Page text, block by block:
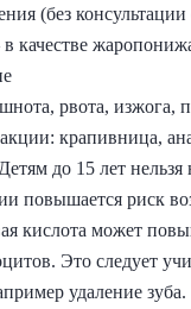
(без
в качестве
рвота, изжога,
крапивница,
до 15 лет
повышается риск
кислота может
Это следует
удаление зуба.